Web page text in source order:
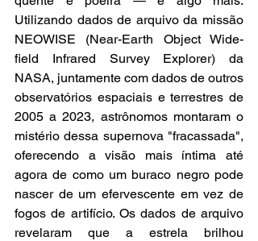
Utilizando dados de arquivo da missão
NEOWISE (Near-Earth Object Wide-
field Infrared Survey Explorer) da
NASA, juntamente com dados de outros
observatórios espaciais e terrestres de
2005 a 2023, astrônomos montaram o
mistério dessa supernova "fracassada",
oferecendo a visão mais íntima até
agora de como um buraco negro pode
nascer de um efervescente em vez de
fogos de artifício. Os dados de arquivo
revelaram que a estrela brilhou